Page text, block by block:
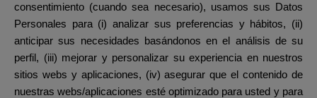
consentimiento (cuando sea necesario), usamos sus Datos
Personales para (i) analizar sus preferencias y hábitos, (ii)
anticipar sus necesidades basándonos en el análisis de su
perfil, (iii) mejorar y personalizar su experiencia en nuestros
sitios webs y aplicaciones, (iv) asegurar que el contenido de
nuestras webs/aplicaciones esté optimizado para usted y para